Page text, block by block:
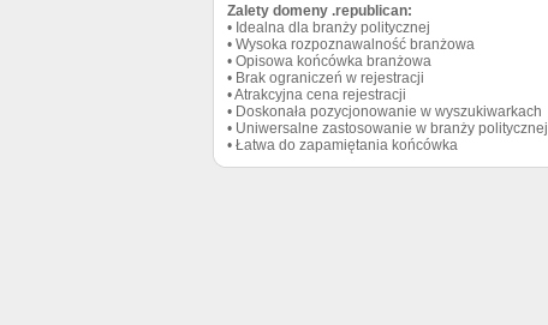
Zalety domeny .republican:
• Idealna dla branży politycznej
• Wysoka rozpoznawalność branżowa
• Opisowa końcówka branżowa
• Brak ograniczeń w rejestracji
• Atrakcyjna cena rejestracji
• Doskonała pozycjonowanie w wyszukiwarkach
• Uniwersalne zastosowanie w branży politycznej
• Łatwa do zapamiętania końcówka